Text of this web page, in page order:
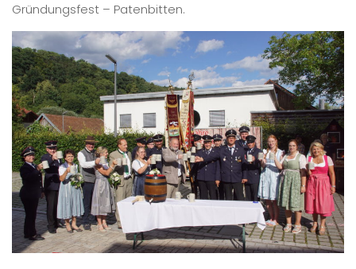
Gründungsfest – Patenbitten.